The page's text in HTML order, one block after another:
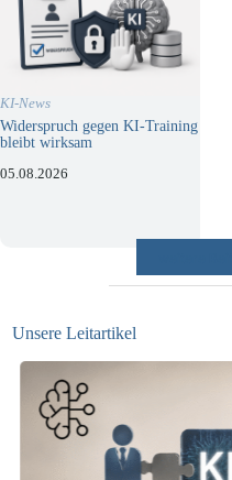
KI-News
Widerspruch gegen KI-Training
bleibt wirksam
05.08.2026
Unsere Leitartikel